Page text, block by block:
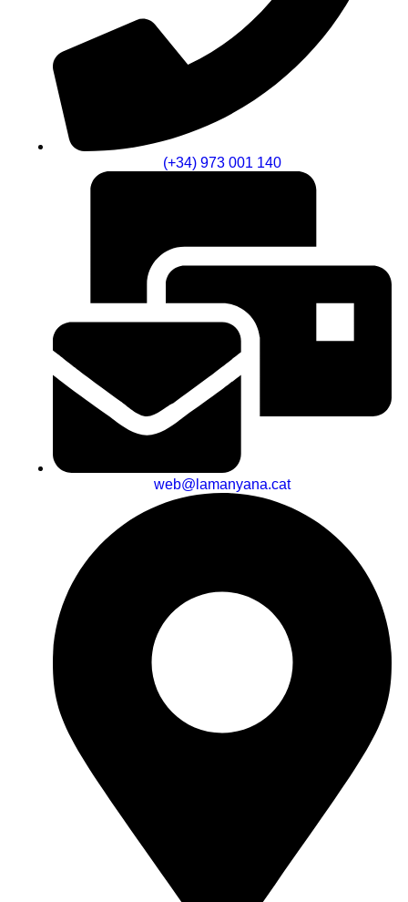
(+34) 973 001 140
web@lamanyana.cat